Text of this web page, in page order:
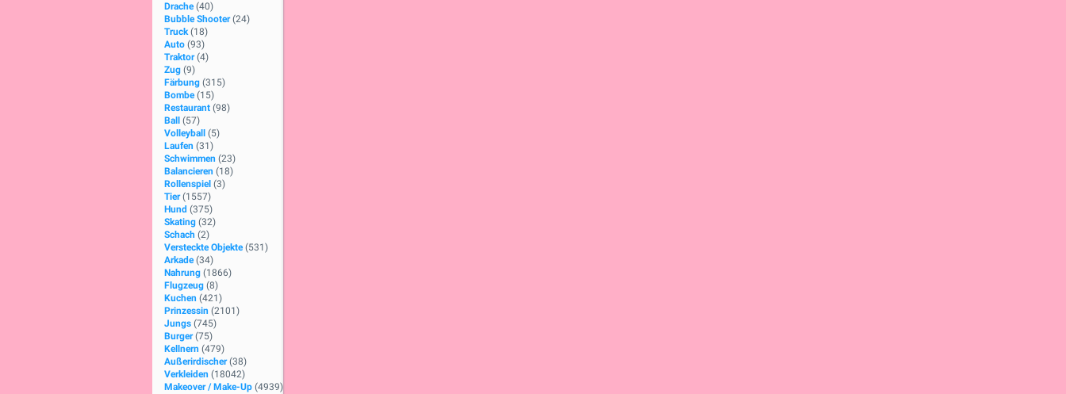
Drache (40)
Bubble Shooter (24)
Truck (18)
Auto (93)
Traktor (4)
Zug (9)
Färbung (315)
Bombe (15)
Restaurant (98)
Ball
(57)
Volleyball
(5)
Laufen (31)
Schwimmen (23)
Balancieren (18)
Rollenspiel (3)
Tier (1557)
Hund (375)
Skating (32)
Schach (2)
Versteckte Objekte (531)
Arkade (34)
Nahrung (1866)
Flugzeug (8)
Kuchen (421)
Prinzessin (2101)
Jungs (745)
Burger (75)
Kellnern (479)
Außerirdischer (38)
Verkleiden (18042)
Makeover / Make-Up (4939)